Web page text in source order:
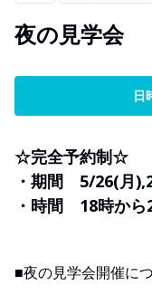
夜の見学会
日
☆完全予約制☆
・期間 5/26(月
・時間 18時か
■夜の見学会開催に